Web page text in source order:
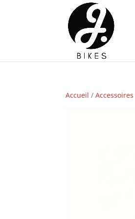
Accueil /Accessoires